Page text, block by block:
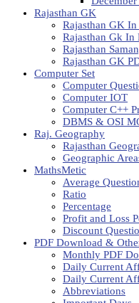
Rajasthan GK
Rajasthan GK
Rajasthan Gk In
Rajasthan
Rajasthan GK
Computer Set
Computer
Computer IOT
Computer C++
DBMS & OSI
Raj. Geography
Rajasthan
Geographic
MathsMetic
Average
Ratio
Percentage
Profit and Loss
Discount
PDF Download &
Monthly PDF
Daily Current
Daily Current
Abbreviations